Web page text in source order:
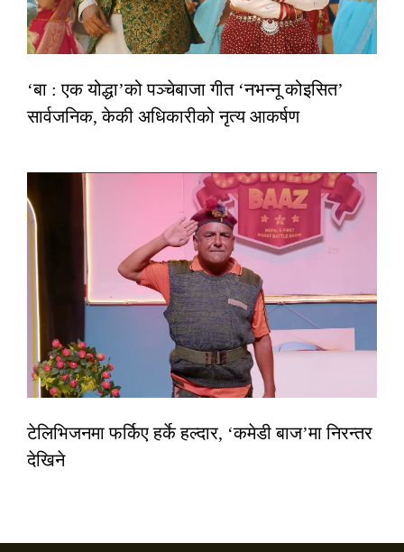
‘बा : एक योद्धा’को पञ्चेबाजा गीत ‘नभन्नू कोइसित’
सार्वजनिक, केकी अधिकारीको नृत्य आकर्षण
टेलिभिजनमा फर्किए हर्के हल्दार, ‘कमेडी बाज’मा निरन्तर
देखिने